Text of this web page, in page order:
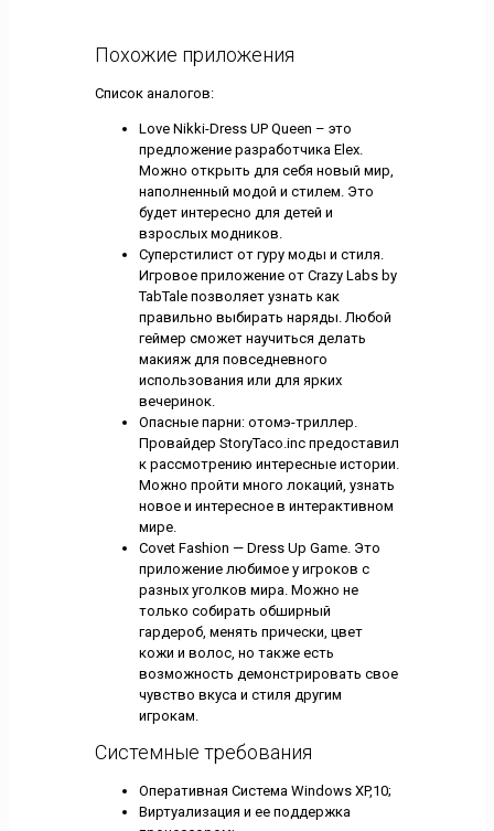
Похожие приложения
Список аналогов:
Love Nikki-Dress UP Queen – это
предложение разработчика Elex.
Можно открыть для себя новый мир,
наполненный модой и стилем. Это
будет интересно для детей и
взрослых модников.
Суперстилист от гуру моды и стиля.
Игровое приложение от Crazy Labs by
TabTale позволяет узнать как
правильно выбирать наряды. Любой
геймер сможет научиться делать
макияж для повседневного
использования или для ярких
вечеринок.
Опасные парни: отомэ-триллер.
Провайдер StoryTaco.inc предоставил
к рассмотрению интересные истории.
Можно пройти много локаций, узнать
новое и интересное в интерактивном
мире.
Covet Fashion — Dress Up Game. Это
приложение любимое у игроков с
разных уголков мира. Можно не
только собирать обширный
гардероб, менять прически, цвет
кожи и волос, но также есть
возможность демонстрировать свое
чувство вкуса и стиля другим
игрокам.
Системные требования
Оперативная Система Windows XP,10;
Виртуализация и ее поддержка